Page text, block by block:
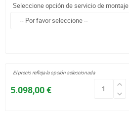
Seleccione opción de servicio de montaje
5.098,00 €
El precio refleja la opción seleccionada